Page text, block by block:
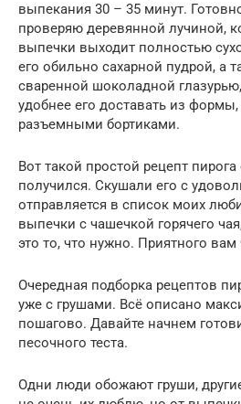
выпекания 30 – 35 минут.
проверяю деревянной лучиной,
выпечки выходит полностью
его обильно сахарной пудрой, а
сваренной шоколадной
удобнее его доставать из
разъемными бортиками.
Вот такой простой рецепт
получился. Скушали его с
отправляется в список моих
выпечки с чашечкой горячего
это то, что нужно. Приятного вам
Очередная подборка рецептов
уже с грушами. Всё описано
пошагово. Давайте начнем
песочного теста.
Одни люди обожают груши,